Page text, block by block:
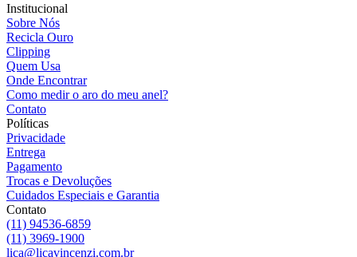
Institucional
Sobre Nós
Recicla Ouro
Clipping
Quem Usa
Onde Encontrar
Como medir o aro do meu anel?
Contato
Políticas
Privacidade
Entrega
Pagamento
Trocas e Devoluções
Cuidados Especiais e Garantia
Contato
(11) 94536-6859
(11) 3969-1900
lica@licavincenzi.com.br